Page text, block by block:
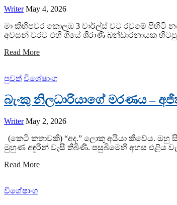
Writer May 4, 2026
මා කිහිපවර කොලඹ 3 චාර්ල්ස් වට රවුමේ පිහිටි
අවසන් වරට එහී ගියේ ශීරාණී බන්ඩාරනායක
Read More
පුවත් විශේෂාංග
බැංකු නිලධාරියාගේ මරණය –
Writer May 2, 2026
(කෙටි කතාවකි) “අද.” ලොකු අයියා කීවේය.
මුහුණ අඳුරින් වැසී තිබිණි. පසුබිමෙහි අහස එළිය
Read More
විශේෂාංග